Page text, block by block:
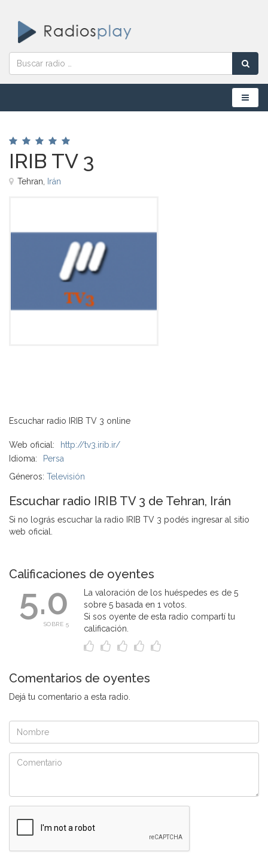
Menú
IRIB TV 3
Tehran, Irán
Escuchar radio IRIB TV 3 online
Web oficial:
http://tv3.irib.ir/
Idioma:
Persa
Géneros: Televisión
Escuchar radio IRIB TV 3 de Tehran, Irán
Si no lográs escuchar la radio IRIB TV 3 podés ingresar al sitio
web oficial.
Calificaciones de oyentes
5.0
SOBRE 5
La valoración de los huéspedes es de 5
sobre 5 basada en 1 votos.
Si sos oyente de esta radio compartí tu
calificación.
Comentarios de oyentes
Dejá tu comentario a esta radio.